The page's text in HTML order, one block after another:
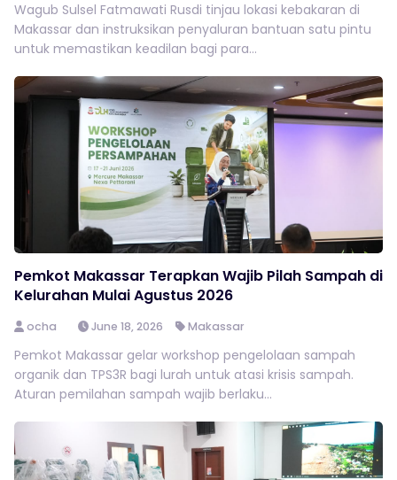
Wagub Sulsel Fatmawati Rusdi tinjau lokasi kebakaran di
Makassar dan instruksikan penyaluran bantuan satu pintu
untuk memastikan keadilan bagi para...
Pemkot Makassar Terapkan Wajib Pilah Sampah di
Kelurahan Mulai Agustus 2026
ocha June 18, 2026 Makassar
Pemkot Makassar gelar workshop pengelolaan sampah
organik dan TPS3R bagi lurah untuk atasi krisis sampah.
Aturan pemilahan sampah wajib berlaku...